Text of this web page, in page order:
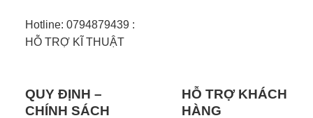
Hotline: 0794879439 :
HỖ TRỢ KĨ THUẬT
QUY ĐỊNH –
CHÍNH SÁCH
HỖ TRỢ KHÁCH
HÀNG